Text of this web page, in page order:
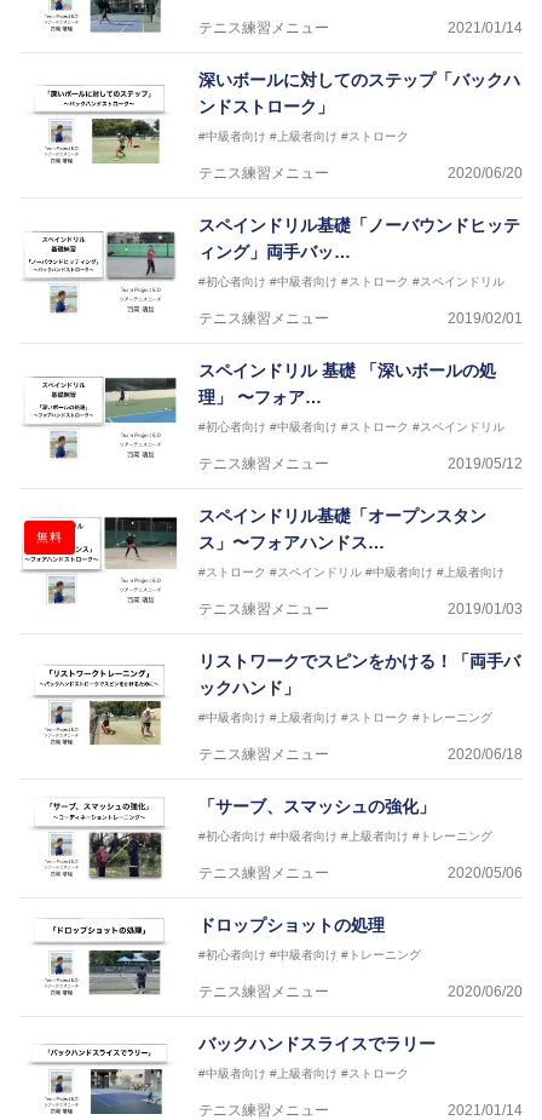
者、Svetlana Kuznetsovaのコーチを務めた、Carlos
ス、クレーコートの戦術について学ぶ。
現在は東京を拠点にツアーコーチ、及び、選手のマネ
ージメントをメインとしたチーム「Project E.O」を
立ち上げ、選手と共にプロツアーを転戦している。
テニス練習メニュー 2021/01/14
深いボールに対してのステップ「バックハ
ンドストローク」
#中級者向け #上級者向け #ストローク
テニス練習メニュー 2020/06/20
スペインドリル基礎「ノーバウンドヒッテ
ィング」両手バッ…
#初心者向け #中級者向け #ストローク #スペインドリル
テニス練習メニュー 2019/02/01
スペインドリル 基礎 「深いボールの処
理」 〜フォア…
#初心者向け #中級者向け #ストローク #スペインドリル
テニス練習メニュー 2019/05/12
無料
スペインドリル基礎「オープンスタン
ス」〜フォアハンドス…
#ストローク #スペインドリル #中級者向け #上級者向け
テニス練習メニュー 2019/01/03
リストワークでスピンをかける！「両手バ
ックハンド」
#中級者向け #上級者向け #ストローク #トレーニング
テニス練習メニュー 2020/06/18
「サーブ、スマッシュの強化」
#初心者向け #中級者向け #上級者向け #トレーニング
テニス練習メニュー 2020/05/06
ドロップショットの処理
#初心者向け #中級者向け #トレーニング
テニス練習メニュー 2020/06/20
バックハンドスライスでラリー
#中級者向け #上級者向け #ストローク
テニス練習メニュー 2021/01/14